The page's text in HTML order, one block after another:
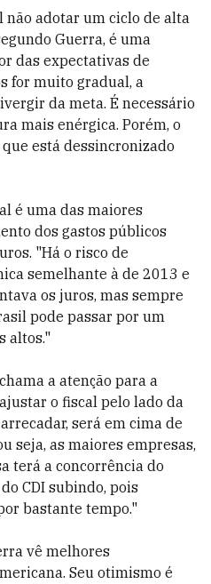
não adotar um ciclo de alta
Guerra, é uma
das expectativas de
for muito gradual, a
da meta. É necessário
mais enérgica. Porém, o
está dessincronizado
é uma das maiores
dos gastos públicos
"Há o risco de
semelhante à de 2013 e
os juros, mas sempre
pode passar por um
altos."
a atenção para a
o fiscal pelo lado da
será em cima de
seja, as maiores empresas,
terá a concorrência do
CDI subindo, pois
bastante tempo."
vê melhores
Seu otimismo é